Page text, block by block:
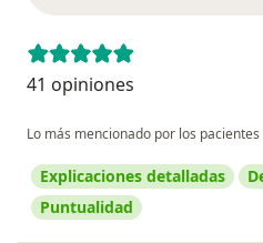
41 opiniones
Lo más mencionado por los pacientes
Explicaciones detalladas
Puntualidad